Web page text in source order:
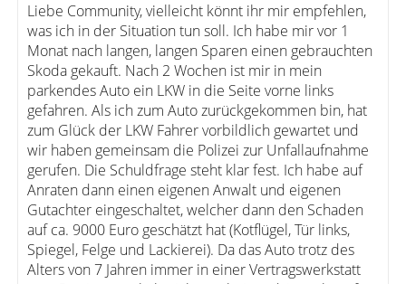
Liebe Community, vielleicht könnt ihr mir empfehlen,
was ich in der Situation tun soll. Ich habe mir vor 1
Monat nach langen, langen Sparen einen gebrauchten
Skoda gekauft. Nach 2 Wochen ist mir in mein
parkendes Auto ein LKW in die Seite vorne links
gefahren. Als ich zum Auto zurückgekommen bin, hat
zum Glück der LKW Fahrer vorbildlich gewartet und
wir haben gemeinsam die Polizei zur Unfallaufnahme
gerufen. Die Schuldfrage steht klar fest. Ich habe auf
Anraten dann einen eigenen Anwalt und eigenen
Gutachter eingeschaltet, welcher dann den Schaden
auf ca. 9000 Euro geschätzt hat (Kotflügel, Tür links,
Spiegel, Felge und Lackierei). Da das Auto trotz des
Alters von 7 Jahren immer in einer Vertragswerkstatt